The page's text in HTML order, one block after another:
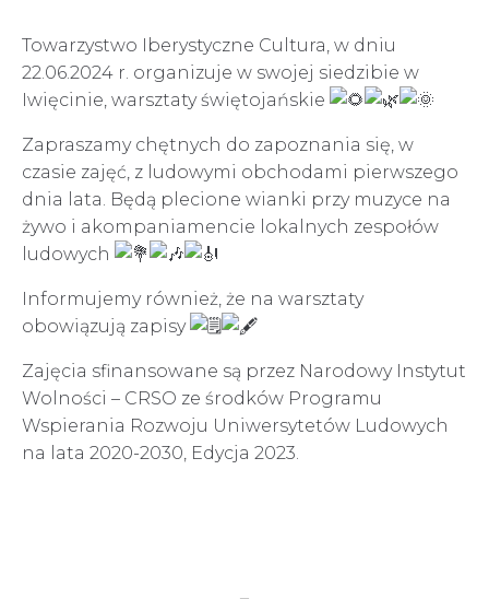
Towarzystwo Iberystyczne Cultura, w dniu
22.06.2024 r. organizuje w swojej siedzibie w
Iwięcinie, warsztaty świętojańskie
Zapraszamy chętnych do zapoznania się, w
czasie zajęć, z ludowymi obchodami pierwszego
dnia lata. Będą plecione wianki przy muzyce na
żywo i akompaniamencie lokalnych zespołów
ludowych
Informujemy również, że na warsztaty
obowiązują zapisy
Zajęcia sfinansowane są przez Narodowy Instytut
Wolności – CRSO ze środków Programu
Wspierania Rozwoju Uniwersytetów Ludowych
na lata 2020-2030, Edycja 2023.